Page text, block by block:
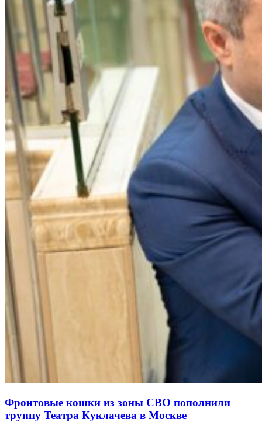
Фронтовые кошки из зоны СВО пополнили
труппу Театра Куклачева в Москве